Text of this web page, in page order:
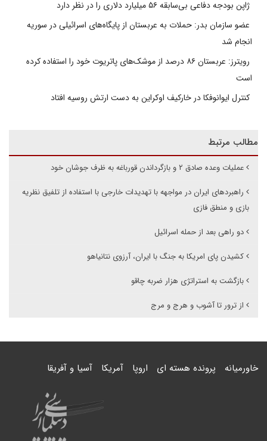
ژاپن بودجه دفاعی بی‌سابقه ۵۶ میلیارد دلاری را در نظر دارد
عضو سازمان بدر: حملات به عربستان از پایگاه‌های اسرائیلی در سوریه
انجام شد
رویترز: عربستان ۸۶ درصد از موشک‌های پاتریوت خود را استفاده کرده
است
کنترل ایوانوفکا در خارکیف اوکراین به دست ارتش روسیه افتاد
مطالب مرتبط
عملیات وعده صادق ۲ و بازگرداندن قورباغه به ظرف جوشان خود
راهبردهای ایران در مواجهه با تهدیدات خارجی با استفاده از تلفیق نظریه
بازی و منطق فازی
دو راهی بعد از حمله اسرائیل
کشیدن پای امریکا به جنگ با ایران، آرزوی نتانیاهو
بازگشت به استراتژی هزار ضربه چاقو
از ترور تا آشوب و هرج و مرج
خاورمیانه پرونده هسته ای اروپا آمریکا آسیا و آفریقا